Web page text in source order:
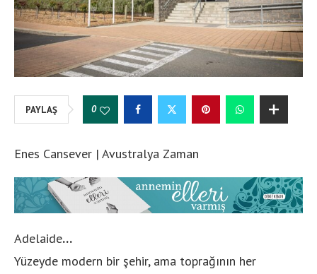
PAYLAŞ 0
Enes Cansever | Avustralya Zaman
Adelaide…
Yüzeyde modern bir şehir, ama toprağının her